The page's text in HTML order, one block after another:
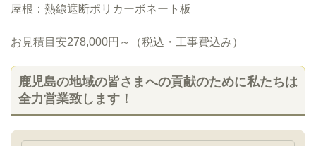
屋根：熱線遮断ポリカーボネート板
お見積目安278,000円 ～（税込・工事費込み）
鹿児島の地域の皆さまへの貢献のために私たちは
全力営業致します！